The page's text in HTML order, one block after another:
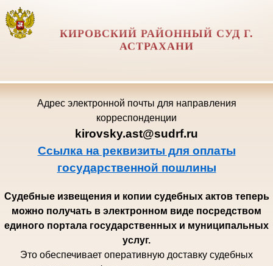
КИРОВСКИЙ РАЙОННЫЙ СУД Г.
АСТРАХАНИ
Адрес электронной почты для направления
корреспонденции
kirovsky.ast@sudrf.ru
Ссылка на реквизиты для оплаты
государственной пошлины
Судебные извещения и копии судебных актов теперь
можно получать в электронном виде посредством
единого портала государственных и муниципальных
услуг.
Это обеспечивает оперативную доставку судебных